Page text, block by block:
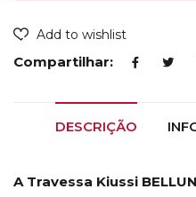
Add to wishlist
Compartilhar:
DESCRIÇÃO
A Travessa Kiussi